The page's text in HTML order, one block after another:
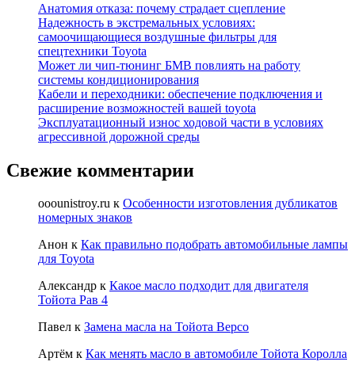
Анатомия отказа: почему страдает сцепление
Надежность в экстремальных условиях:
самоочищающиеся воздушные фильтры для
спецтехники Toyota
Может ли чип-тюнинг БМВ повлиять на работу
системы кондиционирования
Кабели и переходники: обеспечение подключения и
расширение возможностей вашей toyota
Эксплуатационный износ ходовой части в условиях
агрессивной дорожной среды
Свежие комментарии
ooounistroy.ru к Особенности изготовления дубликатов
номерных знаков
Анон к Как правильно подобрать автомобильные лампы
для Toyota
Александр к Какое масло подходит для двигателя
Тойота Рав 4
Павел к Замена масла на Тойота Версо
Артём к Как менять масло в автомобиле Тойота Королла